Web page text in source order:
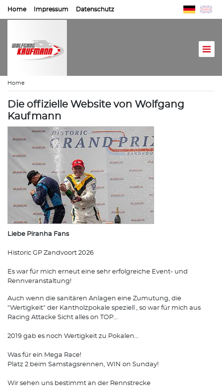
Home Impressum Datenschutz
Home
Die offizielle Website von Wolfgang
Kaufmann
Liebe Piranha Fans
Historic GP Zandvoort 2026
Es war für mich erneut eine sehr erfolgreiche Event- und
Rennveranstaltung!
Auch wenn die sanitären Anlagen eine Zumutung, die
"Wertigkeit" der Kantholzpokale speziell , so war für mich aus
Racing Attacke Sicht alles on TOP...
2019 gab es noch Wertigkeit zu Pokalen...
Was für ein Mega Race!
Platz 2 beim Samstagsrennen, WIN on Sunday!
Wir sehen uns bestimmt an der Rennstrecke